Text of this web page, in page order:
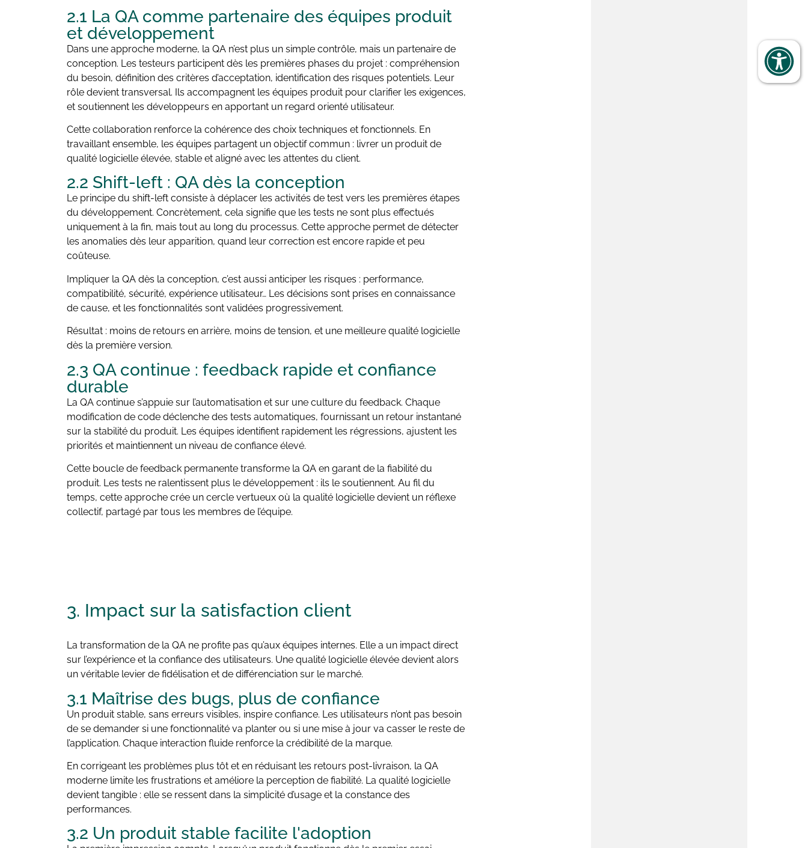
2.1 La QA comme partenaire des équipes produit
et développement
Dans une approche moderne, la QA n’est plus un simple contrôle, mais un partenaire de
conception. Les testeurs participent dès les premières phases du projet : compréhension
du besoin, définition des critères d’acceptation, identification des risques potentiels. Leur
rôle devient transversal. Ils accompagnent les équipes produit pour clarifier les exigences,
et soutiennent les développeurs en apportant un regard orienté utilisateur.
Cette collaboration renforce la cohérence des choix techniques et fonctionnels. En
travaillant ensemble, les équipes partagent un objectif commun : livrer un produit de
qualité logicielle élevée, stable et aligné avec les attentes du client.
2.2 Shift-left : QA dès la conception
Le principe du shift-left consiste à déplacer les activités de test vers les premières étapes
du développement. Concrètement, cela signifie que les tests ne sont plus effectués
uniquement à la fin, mais tout au long du processus. Cette approche permet de détecter
les anomalies dès leur apparition, quand leur correction est encore rapide et peu
coûteuse.
Impliquer la QA dès la conception, c’est aussi anticiper les risques : performance,
compatibilité, sécurité, expérience utilisateur… Les décisions sont prises en connaissance
de cause, et les fonctionnalités sont validées progressivement.
Résultat : moins de retours en arrière, moins de tension, et une meilleure qualité logicielle
dès la première version.
2.3 QA continue : feedback rapide et confiance
durable
La QA continue s’appuie sur l’automatisation et sur une culture du feedback. Chaque
modification de code déclenche des tests automatiques, fournissant un retour instantané
sur la stabilité du produit. Les équipes identifient rapidement les régressions, ajustent les
priorités et maintiennent un niveau de confiance élevé.
Cette boucle de feedback permanente transforme la QA en garant de la fiabilité du
produit. Les tests ne ralentissent plus le développement : ils le soutiennent. Au fil du
temps, cette approche crée un cercle vertueux où la qualité logicielle devient un réflexe
collectif, partagé par tous les membres de l’équipe.
3. Impact sur la satisfaction client
La transformation de la QA ne profite pas qu’aux équipes internes. Elle a un impact direct
sur l’expérience et la confiance des utilisateurs. Une qualité logicielle élevée devient alors
un véritable levier de fidélisation et de différenciation sur le marché.
3.1 Maîtrise des bugs, plus de confiance
Un produit stable, sans erreurs visibles, inspire confiance. Les utilisateurs n’ont pas besoin
de se demander si une fonctionnalité va planter ou si une mise à jour va casser le reste de
l’application. Chaque interaction fluide renforce la crédibilité de la marque.
En corrigeant les problèmes plus tôt et en réduisant les retours post-livraison, la QA
moderne limite les frustrations et améliore la perception de fiabilité. La qualité logicielle
devient tangible : elle se ressent dans la simplicité d’usage et la constance des
performances.
3.2 Un produit stable facilite l'adoption